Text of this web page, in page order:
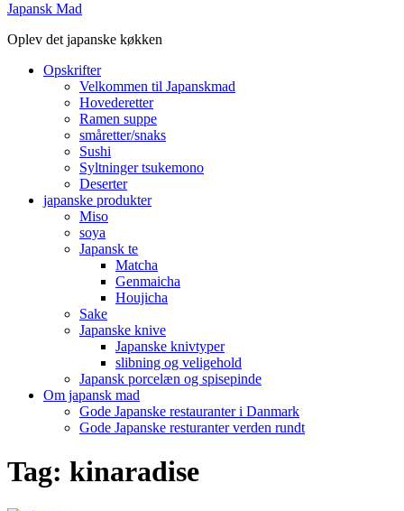
Japansk Mad
Oplev det japanske køkken
Opskrifter
Velkommen til Japanskmad
Hovederetter
Ramen suppe
småretter/snaks
Sushi
Syltninger tsukemono
Deserter
japanske produkter
Miso
soya
Japansk te
Matcha
Genmaicha
Houjicha
Sake
Japanske knive
Japanske knivtyper
slibning og veligehold
Japansk porcelæn og spisepinde
Om japansk mad
Gode Japanske restauranter i Danmark
Gode Japanske resturanter verden rundt
Tag: kinaradise